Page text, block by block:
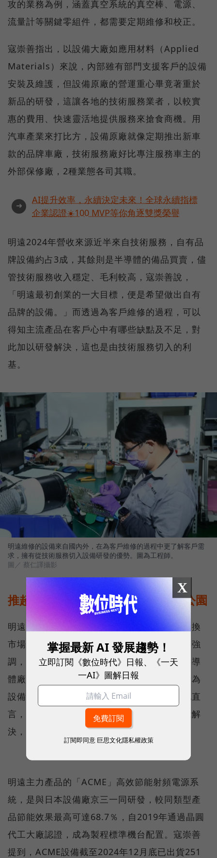
攻的業務為例，涵蓋真空系統的真空棒、電源、
流量計等關鍵零組件，都需要定期維修和校正。
寇崇善指出，以設備大廠如應用材料（Applied
Materials）來說，內部雖有部門支援客戶的設備
安裝及維護，但設備原廠的營運重心畢竟著重於
新品的研發，這讓各地的技術服務業者，以較實
惠的費用、快速靈活地提供服務來搶食商機。用
汽車產業來打比方，設備原廠就像定期推出新車
款的品牌車廠，技術服務廠好比專注服務車主的
外部保修廠，2種業態各司其職。
➜
AI提升效率，永續決定未來！全球永續指標
企業認證☀️100 MVP等你角逐雙獎榮譽
明遠2024年營收來源近半來自技術服務，自有品
牌設備約占3成，其餘則是半導體的備品買賣，儘
管技術服務收入穩定、毛利較高，寇崇善說，
「明遠最初創業的一大目標，便是希望做出自有
品牌的設備。」而透過為客戶維修的過程，可以
得知主流產品在客戶心中有哪些缺點及不足，對
此加以研發解決，這也是由技術服務切入的利
基。
明遠維修的設備來自國內外，在為客戶維修的過程中更了解客戶需
求，擁有從技術服務切入設備研發的優勢。圖為工程師。
圖／ 蔡仁譯攝影
推超效系統，省碳如28座大安森林公園
明遠自製設備瞄準的一大機會，為設備的「替換
市場」，亦是由客戶需求所應運而生。寇崇善強
調，近年隨著淨零碳排意識抬頭，高耗能的半導
體廠十分受到碳權及電費成本衝擊，因此業者為
設備汰舊換新時，尤其會把節能視為標配。他直
言，「客戶直接跟你講，產品的碳排問題不能解
決，我們也沒辦法給你（訂單）。」
明遠主力產品的「ACME」高效節能射頻電源系
統，是與日本設備廠京三一同研發，較同類型產
品節能效果最高可達68.7％，自2019年通過晶圓
代工大廠認證，成為製程標準機台配置。寇崇善
提到，ACME設備截至2024年12月底已出貨251
X
掌握最新 AI 發展趨勢！
立即訂閱《數位時代》日報、《一天
一AI》圖解日報
訂閱即同意 巨思文化隱私權政策